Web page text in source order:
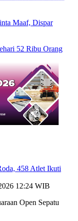
Maaf, Dispar
52 Ribu Orang
458 Atlet Ikuti
12:24 WIB
Open Sepatu